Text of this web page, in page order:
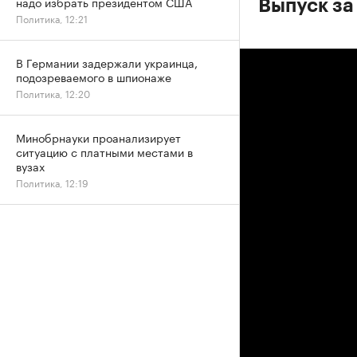
Выпуск
Политика, 12:21
В Германии задержали украинца,
подозреваемого в шпионаже
Политика, 12:20
Минобрнауки проанализирует
ситуацию с платными местами в
вузах
Политика, 12:19